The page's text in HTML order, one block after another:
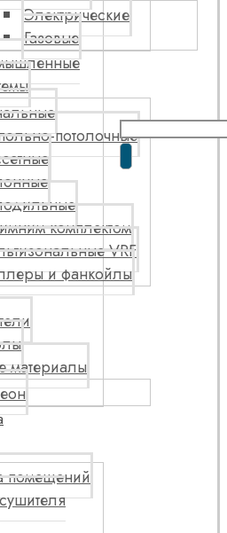
Электрические
Газовые
потолочные
комплектом
VRF
и фанкойлы
материалы
помещений